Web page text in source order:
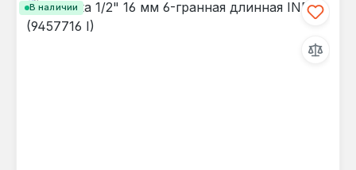
В наличии